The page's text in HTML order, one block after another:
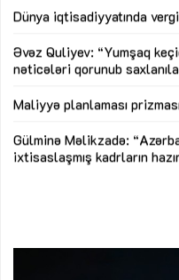
Dünya iqtisadiyyatında
Əvəz Quliyev: “Yumşaq
nəticələri qorunub
Maliyyə planlaması
Gülminə Məlikzadə:
ixtisaslaşmış kadrların